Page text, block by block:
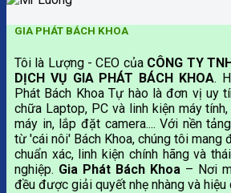
GIA PHÁT BÁCH KHOA
Tôi là Lượng - CEO của CÔNG TY
DỊCH VỤ GIA PHÁT BÁCH KHOA.
Phát Bách Khoa Tự hào là đơn vị uy
chữa Laptop, PC và linh kiện máy
máy in, lắp đặt camera.... Với nền
từ 'cái nôi' Bách Khoa, chúng tôi mang
chuẩn xác, linh kiện chính hãng và
nghiệp. Gia Phát Bách Khoa – Nơi
đều được giải quyết nhẹ nhàng và hiệu